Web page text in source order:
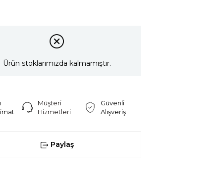
Ürün stoklarımızda kalmamıştır.
Müşteri
Hizmetleri
Güvenli
Alışveriş
Paylaş